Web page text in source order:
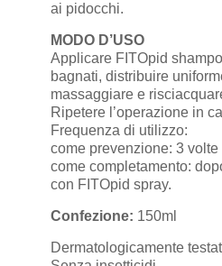
ai pidocchi.
MODO D’USO
Applicare FITOpid
bagnati, distribuire
massaggiare e
Ripetere l’operazione in
Frequenza di utilizzo:
come prevenzione: 3
come completamento:
con FITOpid spray.
Confezione: 150ml
Dermatologicamente